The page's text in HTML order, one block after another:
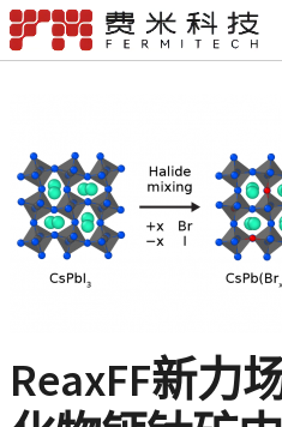
ReaxFF新力